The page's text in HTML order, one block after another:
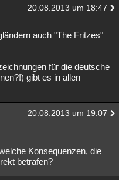
20.08.2013 um 18:47
auch "The Fritzes"
für die deutsche
gibt es in allen
20.08.2013 um 19:07
Konsequenzen, die
betrafen?